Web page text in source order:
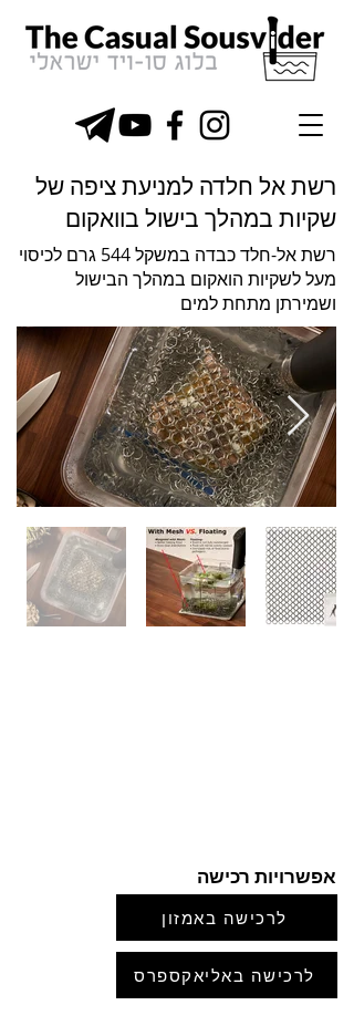
רשת אל חלדה למניעת ציפה של
שקיות במהלך בישול בוואקום
רשת אל-חלד כבדה במשקל 544 גרם לכיסוי
מעל לשקיות הואקום במהלך הבישול
ושמירתן מתחת למים
אפשרויות רכישה
לרכישה באמזון
לרכישה באליאקספרס